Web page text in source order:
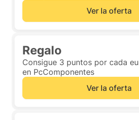
Ver la oferta
Regalo
Consigue 3 puntos por cada
en PcComponentes
Ver la oferta